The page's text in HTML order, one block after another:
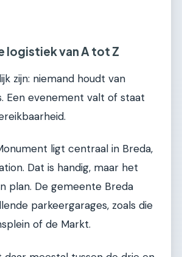
logistiek van A tot Z
zijn: niemand houdt van
Een evenement valt of staat
ligt centraal in Breda,
Dat is handig, maar het
plan. De gemeente Breda
parkeergarages, zoals die
of de Markt.